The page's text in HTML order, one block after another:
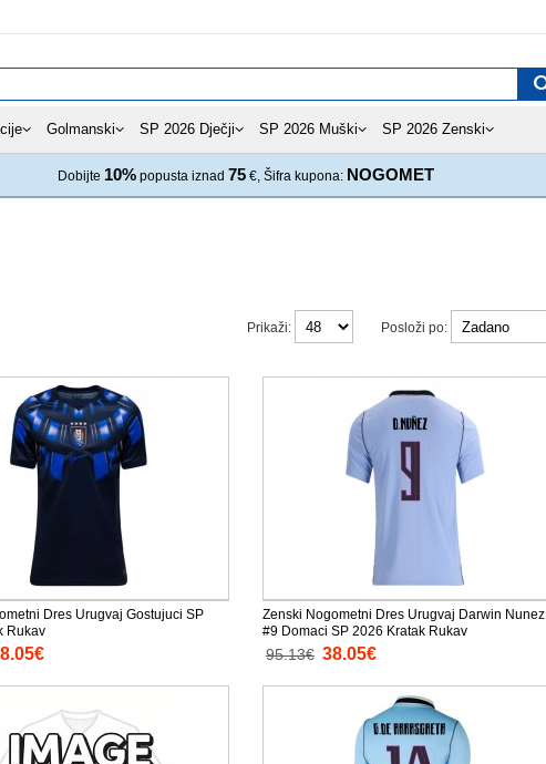
Golmanski SP 2026 Dječji SP 2026 Muški SP 2026 Zenski
Dobijte 10% popusta iznad 75 €, Šifra kupona: NOGOMET
Posloži po:
Prikaži:
Dres Urugvaj Gostujuci SP
Rukav
Zenski Nogometni Dres Urugvaj Darwin Nunez
#9 Domaci SP 2026 Kratak Rukav
95.13€ 38.05€